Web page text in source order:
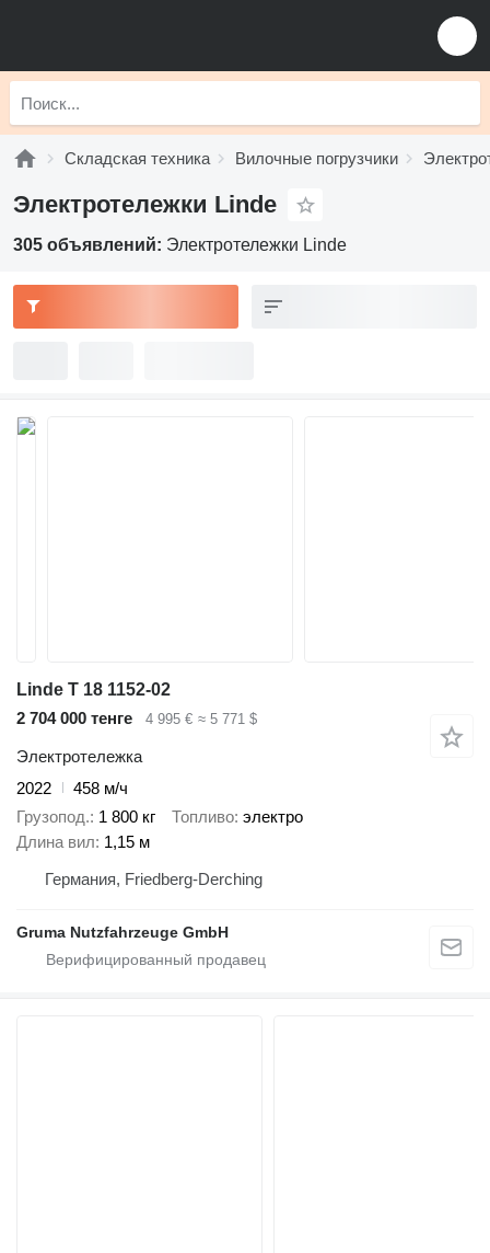
Складская техника Вилочные погрузчики
Электротележки Linde
305 объявлений: Электротележки Linde
Linde T 18 1152-02
2 704 000 тенге
4 995 € ≈ 5 771 $
Электротележка
2022
458 м/ч
Грузопод. 1 800 кг Топливо электро
Длина вил 1,15 м
Германия, Friedberg-Derching
Gruma Nutzfahrzeuge GmbH